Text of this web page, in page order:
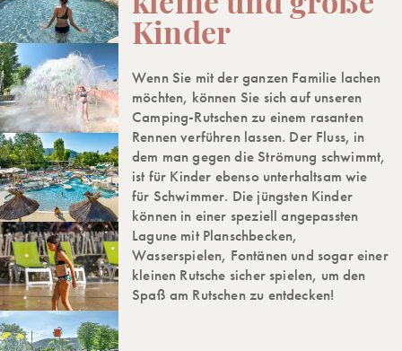
Kinder
Wenn Sie mit der ganzen Familie lachen
möchten, können Sie sich auf unseren
Camping-Rutschen zu einem rasanten
Rennen verführen lassen. Der Fluss, in
dem man gegen die Strömung schwimmt,
ist für Kinder ebenso unterhaltsam wie
für Schwimmer. Die jüngsten Kinder
können in einer speziell angepassten
Lagune mit Planschbecken,
Wasserspielen, Fontänen und sogar einer
kleinen Rutsche sicher spielen, um den
Spaß am Rutschen zu entdecken!